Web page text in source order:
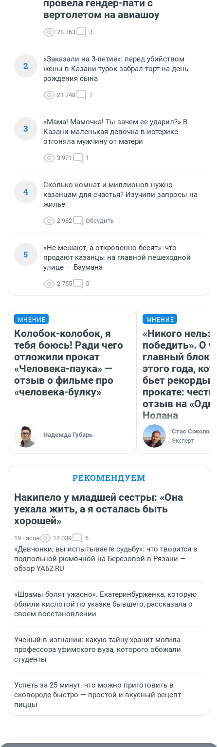
провела гендер-пати с
вертолетом на авиашоу
28 363 3
2
«Заказали на 3-летие»: перед убийством
жены в Казани турок забрал торт на день
рождения сына
21 748 7
3
«Мама! Мамочка! Ты зачем ее ударил?» В
Казани маленькая девочка в истерике
отгоняла мужчину от матери
3 971 1
4
Сколько комнат и миллионов нужно
казанцам для счастья? Изучили запросы на
жилье
2 962 Обсудить
5
«Не мешают, а откровенно бесят»: что
продают казанцы на главной пешеходной
улице — Баумана
2 755 5
МНЕНИЕ
Колобок-колобок, я
тебя боюсь! Ради чего
отложили прокат
«Человека-паука» —
отзыв о фильме про
«человека-булку»
Надежда Губарь
МНЕНИЕ
«Никого нельзя
победить». О
главный
этого года,
бьет рекорды в
прокате:
отзыв на
Нолана
Стас Соколов
Эксперт
РЕКОМЕНДУЕМ
Накипело у младшей сестры: «Она
уехала жить, а я осталась быть
хорошей»
19 часов 14 039 6
«Девчонки, вы испытываете судьбу»: что творится в
подпольной рюмочной на Березовой в Рязани —
обзор YA62.RU
«Шрамы болят ужасно». Екатеринбурженка, которую
облили кислотой по указке бывшего, рассказала о
своем восстановлении
Ученый в изгнании: какую тайну хранит могила
профессора уфимского вуза, которого обожали
студенты
Успеть за 25 минут: что можно приготовить в
сковороде быстро — простой и вкусный рецепт
пиццы